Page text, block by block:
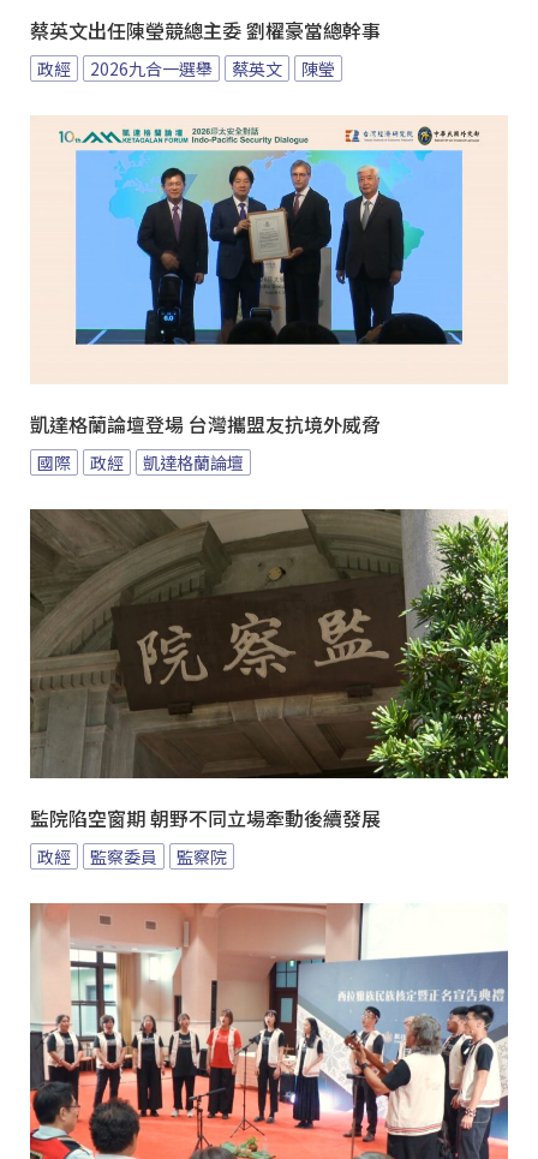
蔡英文出任陳瑩競總主委 劉櫂豪當總幹事
政經 2026九合一選舉 蔡英文 陳瑩
凱達格蘭論壇登場 台灣攜盟友抗境外威脅
國際 政經 凱達格蘭論壇
監院陷空窗期 朝野不同立場牽動後續發展
政經 監察委員 監察院